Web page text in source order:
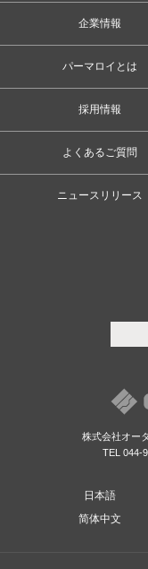
企業情報
パーマロイとは
採用情報
よくあるご質問
ニュースリリース
株式会社オー
TEL 044-
日本語
简体中文